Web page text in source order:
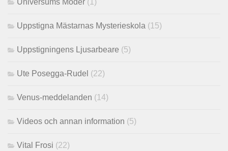
Universums Moder (1)
Uppstigna Mästarnas Mysterieskola (15)
Uppstigningens Ljusarbeare (5)
Ute Posegga-Rudel (22)
Venus-meddelanden (14)
Videos och annan information (5)
Vital Frosi (22)